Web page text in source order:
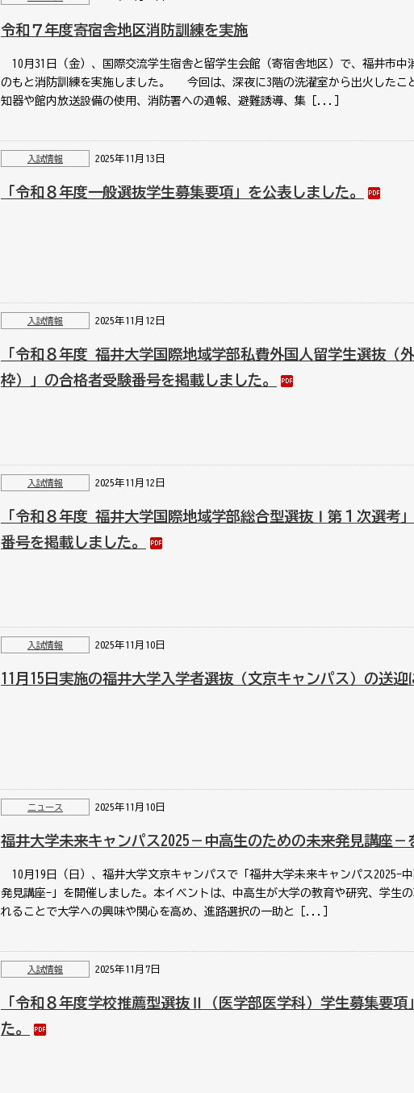
令和７年度寄宿舎地区消防訓練を実施
10月31日（金）、国際交流学生宿舎と留学生会館（寄宿舎地区）で、福井市中
のもと消防訓練を実施しました。 今回は、深夜に3階の洗濯室から出火したこ
知器や館内放送設備の使用、消防署への通報、避難誘導、集［...］
入試情報 2025年11月13日
「令和８年度一般選抜学生募集要項」を公表しました。
入試情報 2025年11月12日
「令和８年度 福井大学国際地域学部私費外国人留学生選抜（
枠）」の合格者受験番号を掲載しました。
入試情報 2025年11月12日
「令和８年度 福井大学国際地域学部総合型選抜Ⅰ第１次選考
番号を掲載しました。
入試情報 2025年11月10日
11月15日実施の福井大学入学者選抜（文京キャンパス）の送迎
ニュース 2025年11月10日
福井大学未来キャンパス2025－中高生のための未来発見講座－
10月19日（日）、福井大学文京キャンパスで「福井大学未来キャンパス2025-
発見講座-」を開催しました。本イベントは、中高生が大学の教育や研究、学生
れることで大学への興味や関心を高め、進路選択の一助と［...］
入試情報 2025年11月7日
「令和８年度学校推薦型選抜Ⅱ（医学部医学科）学生募集要項
た。